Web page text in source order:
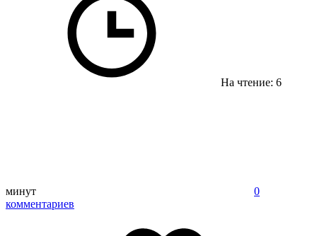
На чтение: 6
минут
0
комментариев